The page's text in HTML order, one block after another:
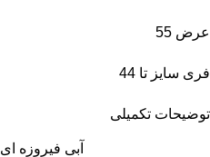
عرض 55
فری سایز تا 44
توضیحات تکمیلی
آبی فیروزه ای